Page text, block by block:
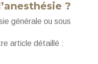
?
générale ou sous
article détaillé :